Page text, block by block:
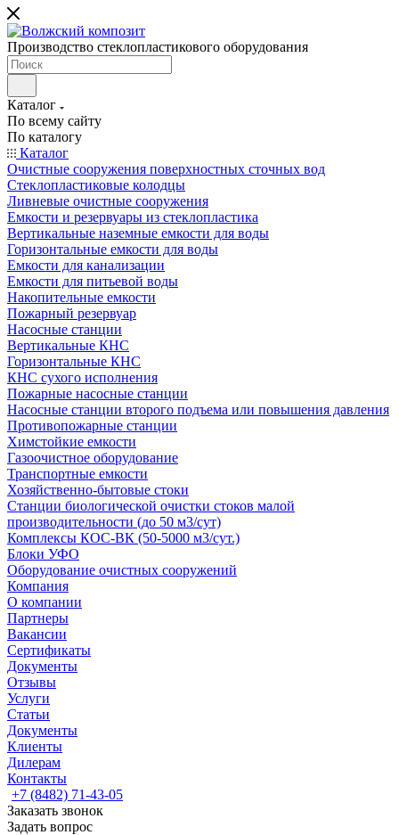
Производство стеклопластикового оборудования
Каталог
По всему сайту
По каталогу
Каталог
Очистные сооружения поверхностных сточных вод
Стеклопластиковые колодцы
Ливневые очистные сооружения
Емкости и резервуары из стеклопластика
Вертикальные наземные емкости для воды
Горизонтальные емкости для воды
Емкости для канализации
Емкости для питьевой воды
Накопительные емкости
Пожарный резервуар
Насосные станции
Вертикальные КНС
Горизонтальные КНС
КНС сухого исполнения
Пожарные насосные станции
Насосные cтанции второго подъема или повышения давления
Противопожарные станции
Химстойкие емкости
Газоочистное оборудование
Транспортные емкости
Хозяйственно-бытовые стоки
Станции биологической очистки стоков малой
производительности (до 50 м3/сут)
Комплексы КОС-ВК (50-5000 м3/сут.)
Блоки УФО
Оборудование очистных сооружений
Компания
О компании
Партнеры
Вакансии
Сертификаты
Документы
Отзывы
Услуги
Статьи
Документы
Клиенты
Дилерам
Контакты
+7 (8482) 71-43-05
Заказать звонок
Задать вопрос